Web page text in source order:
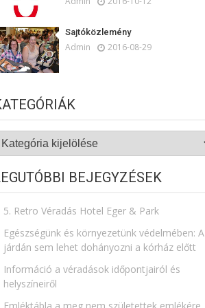
Sajtóközlemény
Admin 2016-08-29
BEJEGYZÉSEK
5. Retro Véradás Hotel Eger & Park
Egészségünk és környezetünk védelmében: A
járdán sem lehet dohányozni a kórház előtt
Információ a véradások időpontjairól és
helyszíneiről